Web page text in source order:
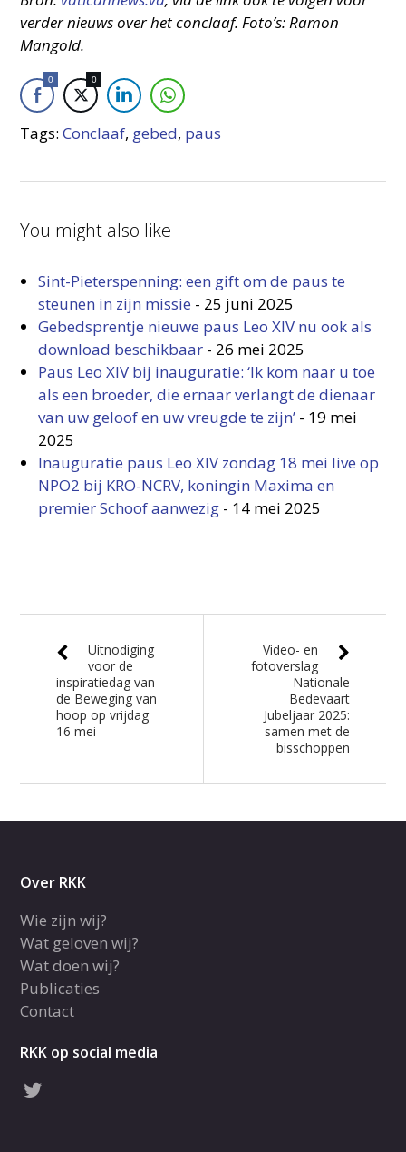
verder nieuws over het conclaaf. Foto’s: Ramon
Mangold.
0 0
Tags:Conclaaf, gebed, paus
You might also like
Sint-Pieterspenning: een gift om de paus te
steunen in zijn missie - 25 juni 2025
Gebedsprentje nieuwe paus Leo XIV nu ook als
download beschikbaar - 26 mei 2025
Paus Leo XIV bij inauguratie: ‘Ik kom naar u toe
als een broeder, die ernaar verlangt de dienaar
van uw geloof en uw vreugde te zijn’ - 19 mei
2025
Inauguratie paus Leo XIV zondag 18 mei live op
NPO2 bij KRO-NCRV, koningin Maxima en
premier Schoof aanwezig - 14 mei 2025
Uitnodiging
voor de
inspiratiedag van
de Beweging van
hoop op vrijdag
16 mei
Video- en
fotoverslag
Nationale
Bedevaart
Jubeljaar 2025:
samen met de
bisschoppen
Over RKK
Wie zijn wij?
Wat geloven wij?
Wat doen wij?
Publicaties
Contact
RKK op social media